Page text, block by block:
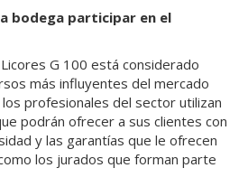
bodega participar en el
G 100 está considerado
más influyentes del mercado
los profesionales del sector utilizan
podrán ofrecer a sus clientes con
y las garantías que le ofrecen
los jurados que forman parte